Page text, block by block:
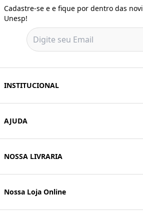
Cadastre-se e e fique por dentro das
Unesp!
INSTITUCIONAL
AJUDA
NOSSA LIVRARIA
Nossa Loja Online